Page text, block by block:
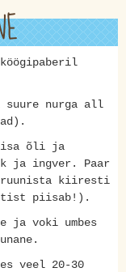
nurga all
Lisa õli ja
ja ingver. Paar
kiiresti
piisab!).
ja voki umbes
veel 20-30